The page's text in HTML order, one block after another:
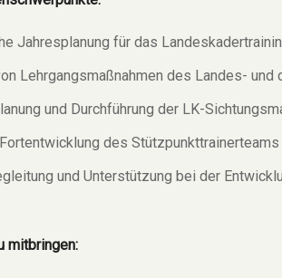
Jahresplanung für das
Lehrgangsmaßnahmen des Landes- und
und Durchführung der LK-
des Stützpunkttrainerteams
und Unterstützung bei der
mitbringen: